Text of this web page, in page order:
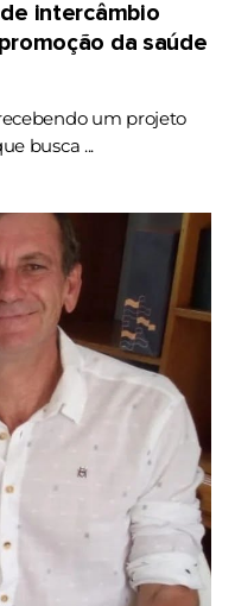
intercâmbio
da saúde
um projeto
busca ...